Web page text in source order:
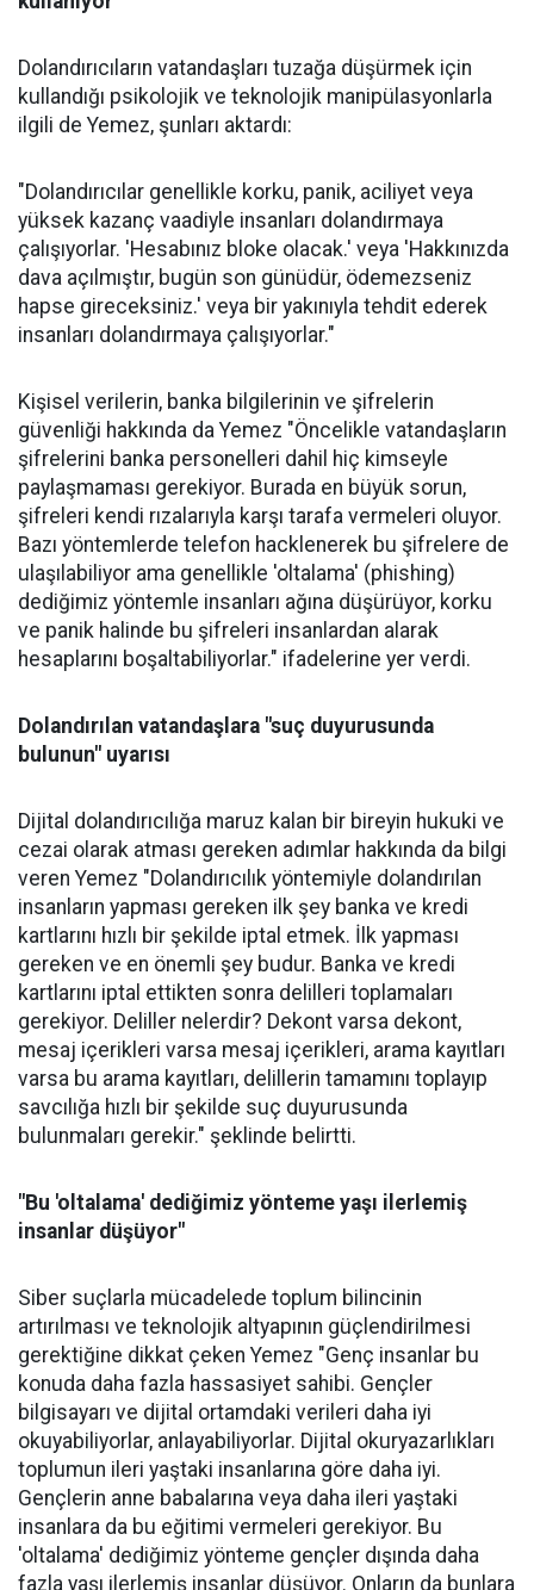
Dolandırıcıların vatandaşları tuzağa düşürmek için
kullandığı psikolojik ve teknolojik manipülasyonlarla
ilgili de Yemez, şunları aktardı:
"Dolandırıcılar genellikle korku, panik, aciliyet veya
yüksek kazanç vaadiyle insanları dolandırmaya
çalışıyorlar. 'Hesabınız bloke olacak.' veya 'Hakkınızda
dava açılmıştır, bugün son günüdür, ödemezseniz
hapse gireceksiniz.' veya bir yakınıyla tehdit ederek
insanları dolandırmaya çalışıyorlar."
Kişisel verilerin, banka bilgilerinin ve şifrelerin
güvenliği hakkında da Yemez "Öncelikle vatandaşların
şifrelerini banka personelleri dahil hiç kimseyle
paylaşmaması gerekiyor. Burada en büyük sorun,
şifreleri kendi rızalarıyla karşı tarafa vermeleri oluyor.
Bazı yöntemlerde telefon hacklenerek bu şifrelere de
ulaşılabiliyor ama genellikle 'oltalama' (phishing)
dediğimiz yöntemle insanları ağına düşürüyor, korku
ve panik halinde bu şifreleri insanlardan alarak
hesaplarını boşaltabiliyorlar." ifadelerine yer verdi.
Dolandırılan vatandaşlara "suç duyurusunda
bulunun" uyarısı
Dijital dolandırıcılığa maruz kalan bir bireyin hukuki ve
cezai olarak atması gereken adımlar hakkında da bilgi
veren Yemez "Dolandırıcılık yöntemiyle dolandırılan
insanların yapması gereken ilk şey banka ve kredi
kartlarını hızlı bir şekilde iptal etmek. İlk yapması
gereken ve en önemli şey budur. Banka ve kredi
kartlarını iptal ettikten sonra delilleri toplamaları
gerekiyor. Deliller nelerdir? Dekont varsa dekont,
mesaj içerikleri varsa mesaj içerikleri, arama kayıtları
varsa bu arama kayıtları, delillerin tamamını toplayıp
savcılığa hızlı bir şekilde suç duyurusunda
bulunmaları gerekir." şeklinde belirtti.
"Bu 'oltalama' dediğimiz yönteme yaşı ilerlemiş
insanlar düşüyor"
Siber suçlarla mücadelede toplum bilincinin
artırılması ve teknolojik altyapının güçlendirilmesi
gerektiğine dikkat çeken Yemez "Genç insanlar bu
konuda daha fazla hassasiyet sahibi. Gençler
bilgisayarı ve dijital ortamdaki verileri daha iyi
okuyabiliyorlar, anlayabiliyorlar. Dijital okuryazarlıkları
toplumun ileri yaştaki insanlarına göre daha iyi.
Gençlerin anne babalarına veya daha ileri yaştaki
insanlara da bu eğitimi vermeleri gerekiyor. Bu
'oltalama' dediğimiz yönteme gençler dışında daha
fazla yaşı ilerlemiş insanlar düşüyor. Onların da bunlara